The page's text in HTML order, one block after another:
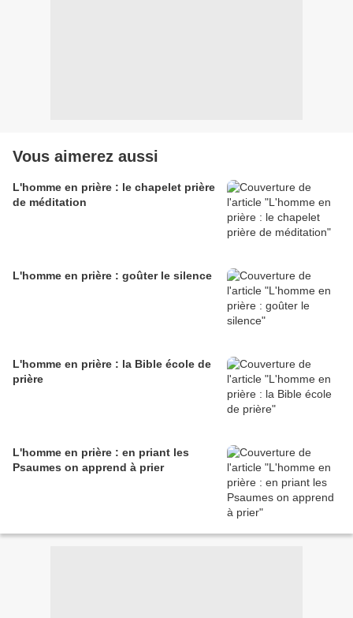
Vous aimerez aussi
L'homme en prière : le chapelet prière
de méditation
L'homme en prière : goûter le silence
L'homme en prière : la Bible école de
prière
L'homme en prière : en priant les
Psaumes on apprend à prier